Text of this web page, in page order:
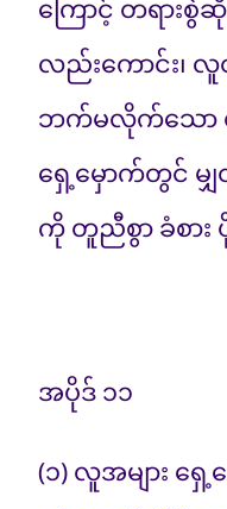
ကြောင့် တရား
လည်းကောင်း
ဘက်မလိုက်သော တ
ရှေ့မှောက်တွင် မျှ
ကို တူညီစွာ ခံစာ
အပိုဒ် ၁၁
(၁) လူအများ ရှ